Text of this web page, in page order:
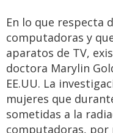
En lo que respecta
computadoras y
aparatos de TV,
doctora Marylin
EE.UU. La
mujeres que
sometidas a la
computadoras, por